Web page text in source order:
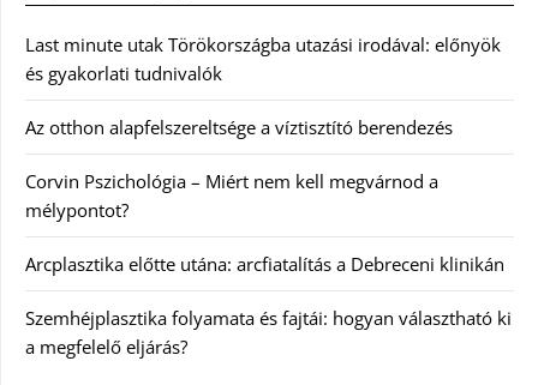
Last minute utak Törökországba utazási irodával: előnyök
és gyakorlati tudnivalók
Az otthon alapfelszereltsége a víztisztító berendezés
Corvin Pszichológia – Miért nem kell megvárnod a
mélypontot?
Arcplasztika előtte utána: arcfiatalítás a Debreceni klinikán
Szemhéjplasztika folyamata és fajtái: hogyan választható ki
a megfelelő eljárás?